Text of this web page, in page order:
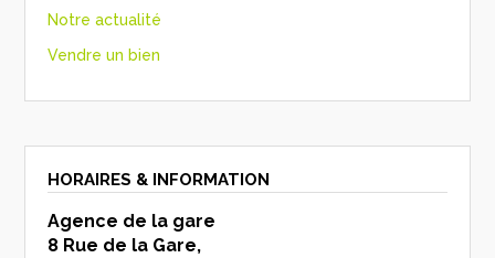
Notre actualité
Vendre un bien
HORAIRES & INFORMATION
Agence de la gare
8 Rue de la Gare,